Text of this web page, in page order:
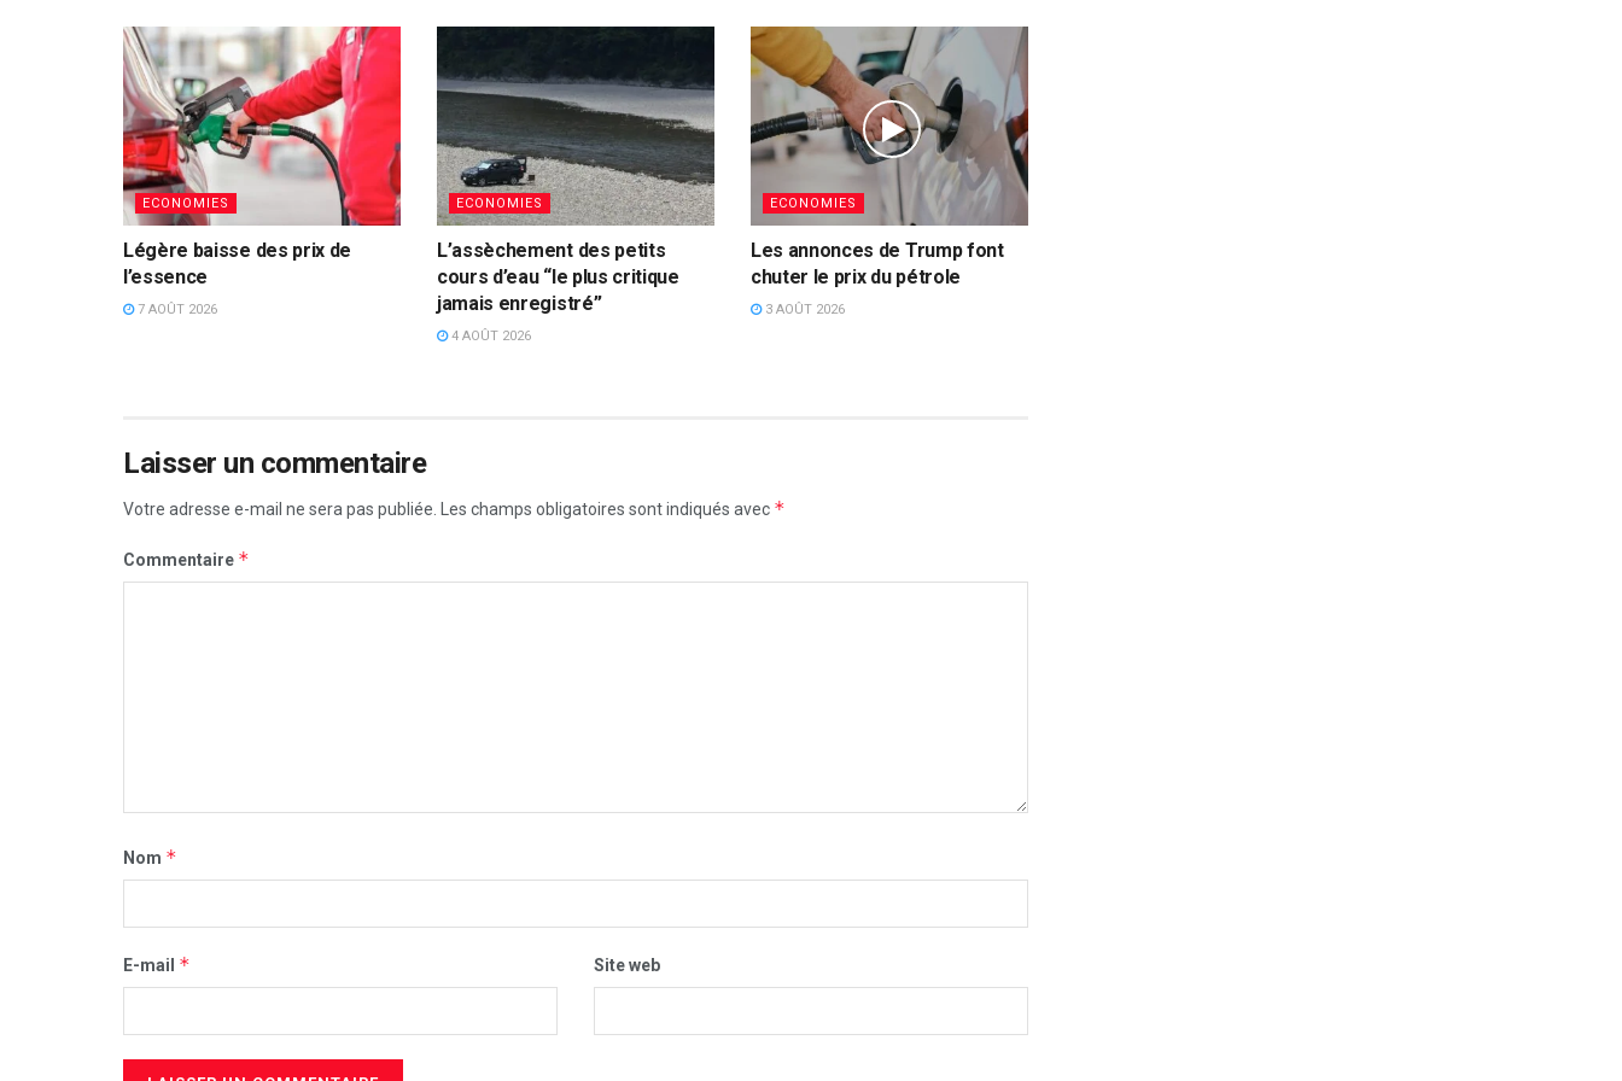
ECONOMIES
Légère baisse des prix de
l’essence
7 AOÛT 2026
ECONOMIES
L’assèchement des petits
cours d’eau “le plus critique
jamais enregistré”
4 AOÛT 2026
ECONOMIES
Les annonces de Trump font
chuter le prix du pétrole
3 AOÛT 2026
Laisser un commentaire
Votre adresse e-mail ne sera pas publiée. Les champs obligatoires sont indiqués avec *
Commentaire *
Nom *
E-mail * Site web